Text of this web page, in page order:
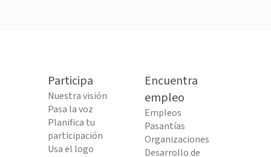
Participa
Nuestra visión
Pasa la voz
Planifica tu
participación
Usa el logo
Encuentra
empleo
Empleos
Pasantías
Organizaciones
Desarrollo de